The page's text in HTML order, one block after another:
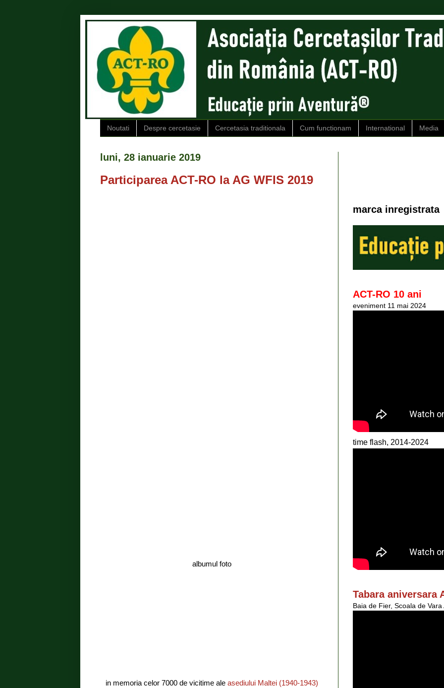
Noutati Despre cercetasie Cercetasia traditionala Cum functionam International Media
luni, 28 ianuarie 2019
Participarea ACT-RO la AG WFIS 2019
albumul foto
in memoria celor 7000 de vicitime aleasediului Maltei (1940-1943)
marca inregistrata
ACT-RO 10 ani
eveniment 11 mai 2024
time flash, 2014-2024
Tabara aniversara
Baia de Fier, Scoala de